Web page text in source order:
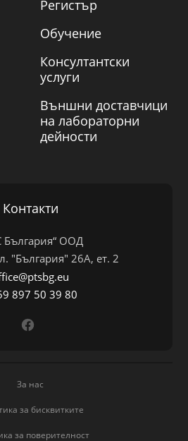
Регистър
Обучение
Консултантски
услуги
Външни доставчици
на лабораторни
дейности
Контакти
България“ ООД
"България" 26А, ет. 2
897 50 39 80
За нас
за бисквитките
за поверителност